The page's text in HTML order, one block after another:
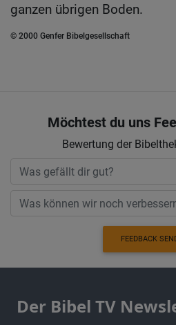
ganzen übrigen Boden.
© 2000 Genfer Bibelgesellschaft
Möchtest du uns
Bewertung der
FEEDBACK
Der Bibel TV